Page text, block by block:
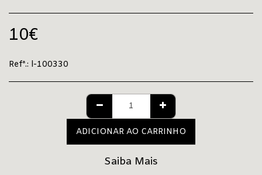
10€
Refª.: l-100330
ADICIONAR AO CARRINHO
Saiba Mais